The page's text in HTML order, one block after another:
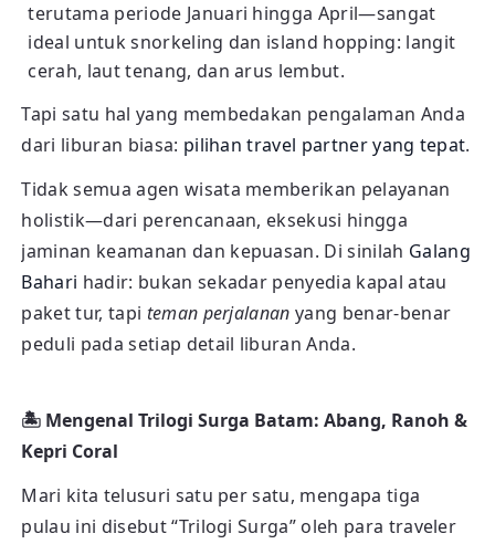
terutama periode Januari hingga April—sangat
ideal untuk snorkeling dan island hopping: langit
cerah, laut tenang, dan arus lembut.
Tapi satu hal yang membedakan pengalaman Anda
dari liburan biasa: pilihan travel partner yang tepat.
Tidak semua agen wisata memberikan pelayanan
holistik—dari perencanaan, eksekusi hingga
jaminan keamanan dan kepuasan. Di sinilah Galang
Bahari hadir: bukan sekadar penyedia kapal atau
paket tur, tapi teman perjalanan yang benar-benar
peduli pada setiap detail liburan Anda.
🏝️ Mengenal Trilogi Surga Batam: Abang, Ranoh &
Kepri Coral
Mari kita telusuri satu per satu, mengapa tiga
pulau ini disebut “Trilogi Surga” oleh para traveler